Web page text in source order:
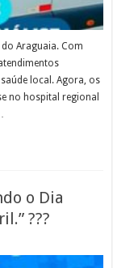
Araguaia. Com
local. Agora, os
no hospital regional
o Dia
???